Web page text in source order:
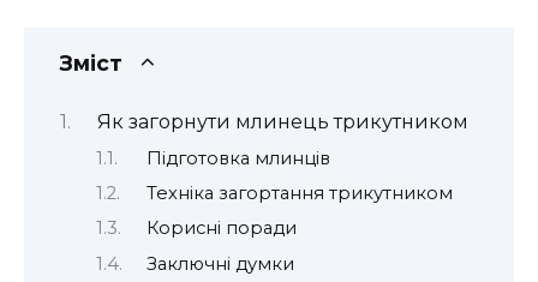
Зміст
Як загорнути млинець трикутником
Підготовка млинців
Техніка загортання трикутником
Корисні поради
Заключні думки